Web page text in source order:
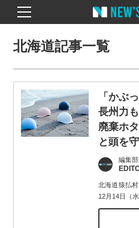
北海道記事一覧
「かぶ
長州力
廃棄ホ
と頭を
編集
北海道猿払
12月14日（